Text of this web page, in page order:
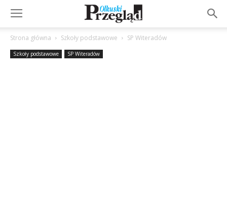
Strona główna Szkoły podstawowe SP Witeradów
Szkoły podstawowe SP Witeradów